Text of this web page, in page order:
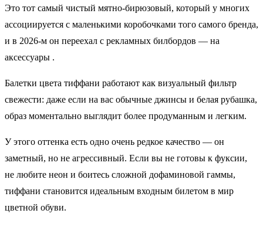
Это тот самый чистый мятно‑бирюзовый, который у многих
ассоциируется с маленькими коробочками того самого бренда,
и в 2026‑м он переехал с рекламных билбордов — на
аксессуары .
Балетки цвета тиффани работают как визуальный фильтр
свежести: даже если на вас обычные джинсы и белая рубашка,
образ моментально выглядит более продуманным и легким.
У этого оттенка есть одно очень редкое качество — он
заметный, но не агрессивный. Если вы не готовы к фуксии,
не любите неон и боитесь сложной дофаминовой гаммы,
тиффани становится идеальным входным билетом в мир
цветной обуви.